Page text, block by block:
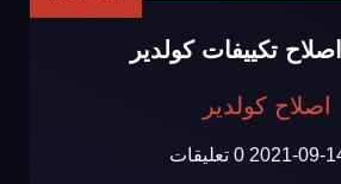
تكييفات كولدير
اصلاح كولدير
2021-09- 0 تعليقات